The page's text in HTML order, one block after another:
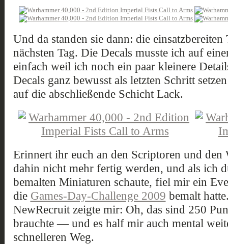
Und da standen sie dann: die
nächsten Tag. Die Decals musste ich auf
einfach weil ich noch ein paar kleinere
Decals ganz bewusst als letzten Schritt
auf die abschließende Schicht Lack.
Erinnert ihr euch an den Scriptoren und
dahin nicht mehr fertig werden, und als ich
bemalten Miniaturen schaute, fiel mir ein
die Games-Day-Challenge 2009 bemalt
NewRecruit zeigte mir: Oh, das sind 250
brauchte — und es half mir auch mental
schnelleren Weg.